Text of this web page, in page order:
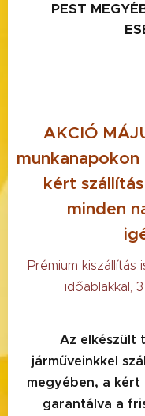
PEST
AKCIÓ
kért
minden
Prémium
időablakkal,
Az elkészült
járműveinkkel
megyében, a
garantálva a